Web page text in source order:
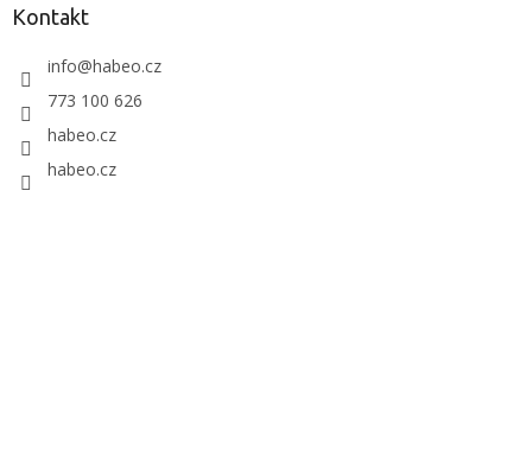
Kontakt
info@habeo.cz
773 100 626
habeo.cz
habeo.cz